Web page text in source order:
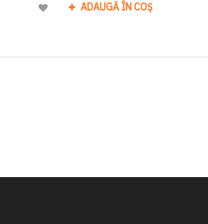
Adaugă
de
ADAUGĂ ÎN COȘ